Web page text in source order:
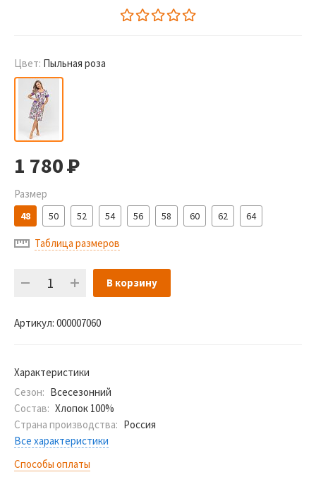
Цвет: Пыльная роза
1 780Р
Размер
48 50 52 54 56 58 60 62 64
Таблица размеров
В корзину
Артикул: 000007060
Характеристики
Сезон: Всесезонний
Состав: Хлопок 100%
Страна производства: Россия
Все характеристики
Способы оплаты